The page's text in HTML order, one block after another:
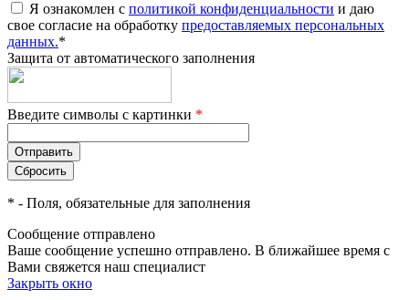
Я ознакомлен с политикой конфиденциальности и даю
свое согласие на обработку предоставляемых персональных
данных.*
Защита от автоматического заполнения
Введите символы с картинки *
* - Поля, обязательные для заполнения
Сообщение отправлено
Ваше сообщение успешно отправлено. В ближайшее время с
Вами свяжется наш специалист
Закрыть окно